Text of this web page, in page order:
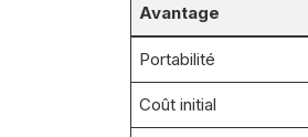
Avantage
Portabilité
Coût initial